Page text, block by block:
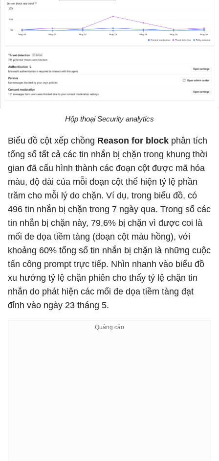
Hộp thoại Security analytics
Biểu đồ cột xếp chồng Reason for block phân tích
tổng số tất cả các tin nhắn bị chặn trong khung thời
gian đã cấu hình thành các đoạn cột được mã hóa
màu, độ dài của mỗi đoạn cột thể hiện tỷ lệ phần
trăm cho mỗi lý do chặn. Ví dụ, trong biểu đồ, có
496 tin nhắn bị chặn trong 7 ngày qua. Trong số các
tin nhắn bị chặn này, 79,6% bị chặn vì được coi là
mối đe dọa tiềm tàng (đoạn cột màu hồng), với
khoảng 60% tổng số tin nhắn bị chặn là những cuộc
tấn công prompt trực tiếp. Nhìn nhanh vào biểu đồ
xu hướng tỷ lệ chặn phiên cho thấy tỷ lệ chặn tin
nhắn do phát hiện các mối đe dọa tiềm tàng đạt
đỉnh vào ngày 23 tháng 5.